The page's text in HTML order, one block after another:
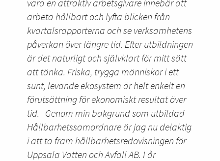
vara en attraktiv arbetsgivare innebär att
arbeta hållbart och lyfta blicken från
kvartalsrapporterna och se verksamhetens
påverkan över längre tid. Efter utbildningen
är det naturligt och självklart för mitt sätt
att tänka. Friska, trygga människor i ett
sunt, levande ekosystem är helt enkelt en
förutsättning för ekonomiskt resultat över
tid. Genom min bakgrund som utbildad
Hållbarhetssamordnare är jag nu delaktig
i att ta fram hållbarhetsredovisningen för
Uppsala Vatten och Avfall AB. I år